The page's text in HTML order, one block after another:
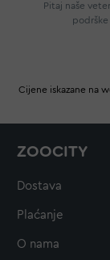
Pitaj naše
podrške
Cijene iskazane na
ZOOCITY
Dostava
Plaćanje
O nama